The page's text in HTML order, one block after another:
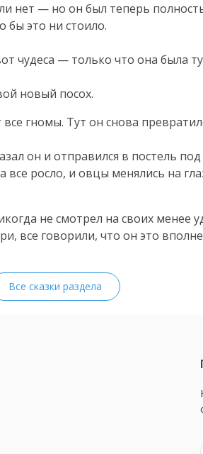
нет — но он был теперь
бы это ни стоило.
чудеса — только что она была
новый посох.
гномы. Тут он снова
он и отправился в постель
росло, и овцы менялись на
не смотрел на своих менее
все говорили, что он это вполне
Все сказки раздела